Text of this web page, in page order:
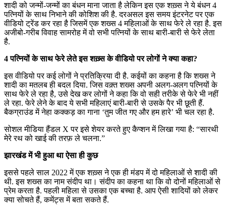
शादी को जन्मों-जन्मों का बंधन माना जाता है लेकिन इस एक शख़्स ने ये बंधन 4
पत्नियों के साथ निभाने की कोशिश की है. दरअसल इस समय इंटरनेट पर एक
वीडियो ट्रेंड कर रहा है जिसमें एक शख्स 4 महिलाओं के साथ फेरे ले रहा है. इस
अजीबो-गरीब विवाह सामरोह में वो सभी पत्नियों के साथ बारी-बारी से फेरे लेता
है.
4 पत्नियों के साथ फेरे लेते इस शख़्स के वीडियो पर लोगों ने क्या कहा?
इस वीडियो पर कई लोगों ने प्रतिक्रिया दी है. कईयों का कहना है कि शख्स ने
शादी का मतलब ही बदल दिया. जिस वक़्त शख्स अपनी अलग-अलग पत्नियों के
साथ फेरे ले रहा है, उसे देख कर लोगों ने कहा कि वो सही तरीके से फेरे भी नहीं
ले रहा. फेरे लेने के बाद ये सभी महिलाएं बारी-बारी से उसके पैर भी छूती हैं.
बैकग्राउंड में नेहा कक्कड़ का गाना ‘तुम जीत गए और हम हारे’ भी चल रहा है.
सोशल मीडिया हैंडल X पर इसे शेयर करते हुए कैप्शन में लिखा गया है: “सारथी
मेरे रथ को खाई की तरफ़ ले चलना.”
झारखंड में भी हुआ था ऐसा ही कुछ
इससे पहले साल 2022 में एक शख़्स ने एक ही मंडप में दो महिलाओं से शादी की
थी. इस शख्स का नाम संदीप था। संदीप का कहना था कि वो दोनों महिलाओं से
प्रेम करता है. पहली महिला से उसका एक बच्चा है. आप ऐसी शादियों को लेकर
क्या सोचते हैं, कमेंट्स में बता सकते हैं.